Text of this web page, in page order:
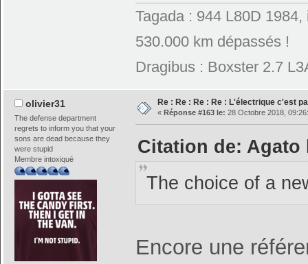
Tagada : 944 L80D
530.000 km dépassés !
Dragibus : Boxster 2.7
olivier31
The defense department
regrets to inform you that your
sons are dead because they
were stupid
Membre intoxiqué
Re : Re : Re : Re : L'électrique c'est
« Réponse #163 le: 28 Octobre 2018,
Citation de: Agato
The choice of a
Encore une